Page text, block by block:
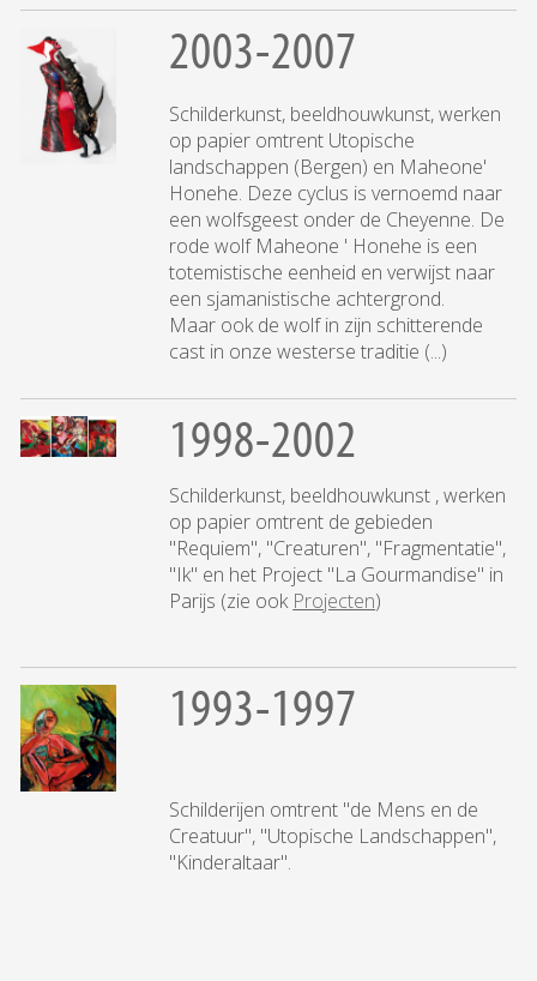
2003-2007
Schilderkunst, beeldhouwkunst, werken
op papier omtrent Utopische
landschappen (Bergen) en Maheone'
Honehe. Deze cyclus is vernoemd naar
een wolfsgeest onder de Cheyenne. De
rode wolf Maheone ' Honehe is een
totemistische eenheid en verwijst naar
een sjamanistische achtergrond.
Maar ook de wolf in zijn schitterende
cast in onze westerse traditie (...)
1998-2002
Schilderkunst, beeldhouwkunst , werken
op papier omtrent de gebieden
"Requiem", "Creaturen", "Fragmentatie",
"Ik" en het Project "La Gourmandise" in
Parijs (zie ook Projecten)
1993-1997
Schilderijen omtrent "de Mens en de
Creatuur", "Utopische Landschappen",
"Kinderaltaar".